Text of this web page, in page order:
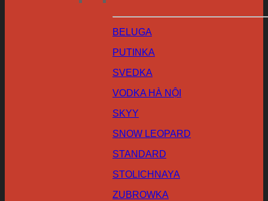
BELUGA
PUTINKA
SVEDKA
VODKA HÀ NỘI
SKYY
SNOW LEOPARD
STANDARD
STOLICHNAYA
ZUBROWKA